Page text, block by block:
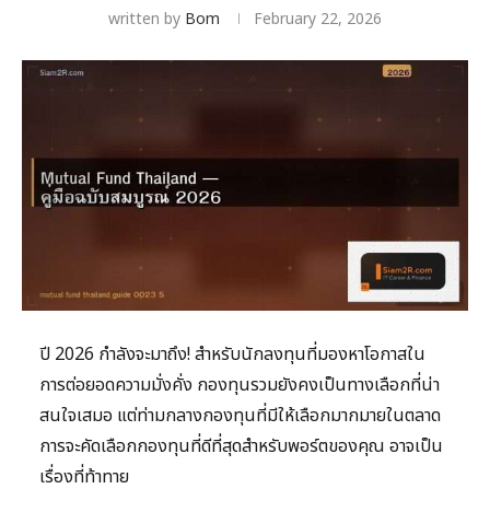
written by Bom February 22, 2026
ปี 2026 กำลังจะมาถึง! สำหรับนักลงทุนที่มองหาโอกาสใน
การต่อยอดความมั่งคั่ง กองทุนรวมยังคงเป็นทางเลือกที่น่า
สนใจเสมอ แต่ท่ามกลางกองทุนที่มีให้เลือกมากมายในตลาด
การจะคัดเลือกกองทุนที่ดีที่สุดสำหรับพอร์ตของคุณ อาจเป็น
เรื่องที่ท้าทาย